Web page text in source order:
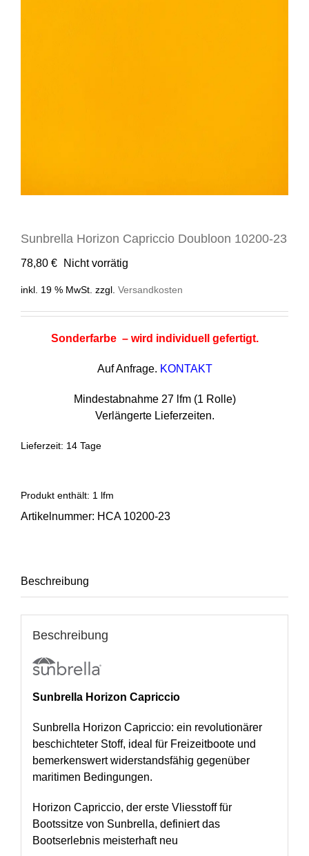
Sunbrella Horizon Capriccio Doubloon 10200-23
78,80 € Nicht vorrätig
inkl. 19 % MwSt. zzgl. Versandkosten
Sonderfarbe – wird individuell gefertigt.
Auf Anfrage. KONTAKT
Mindestabnahme 27 lfm (1 Rolle)
Verlängerte Lieferzeiten.
Lieferzeit: 14 Tage
Produkt enthält: 1 lfm
Artikelnummer: HCA 10200-23
Beschreibung
Beschreibung
Sunbrella Horizon Capriccio
Sunbrella Horizon Capriccio: ein revolutionärer
beschichteter Stoff, ideal für Freizeitboote und
bemerkenswert widerstandsfähig gegenüber
maritimen Bedingungen.
Horizon Capriccio, der erste Vliesstoff für
Bootssitze von Sunbrella, definiert das
Bootserlebnis meisterhaft neu